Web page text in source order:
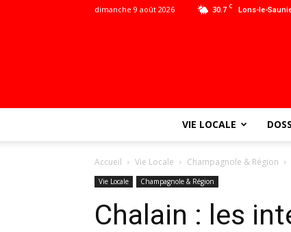
30.7 C Lons-le-
dimanche 9 août 2026
VIE LOCALE
Accueil Vie Locale Champagnole & Région
Vie Locale Champagnole & Région
Chalain : les